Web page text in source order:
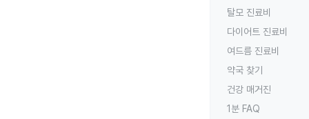
탈모 진료비
다이어트 진료비
여드름 진료비
약국 찾기
건강 매거진
1분 FAQ